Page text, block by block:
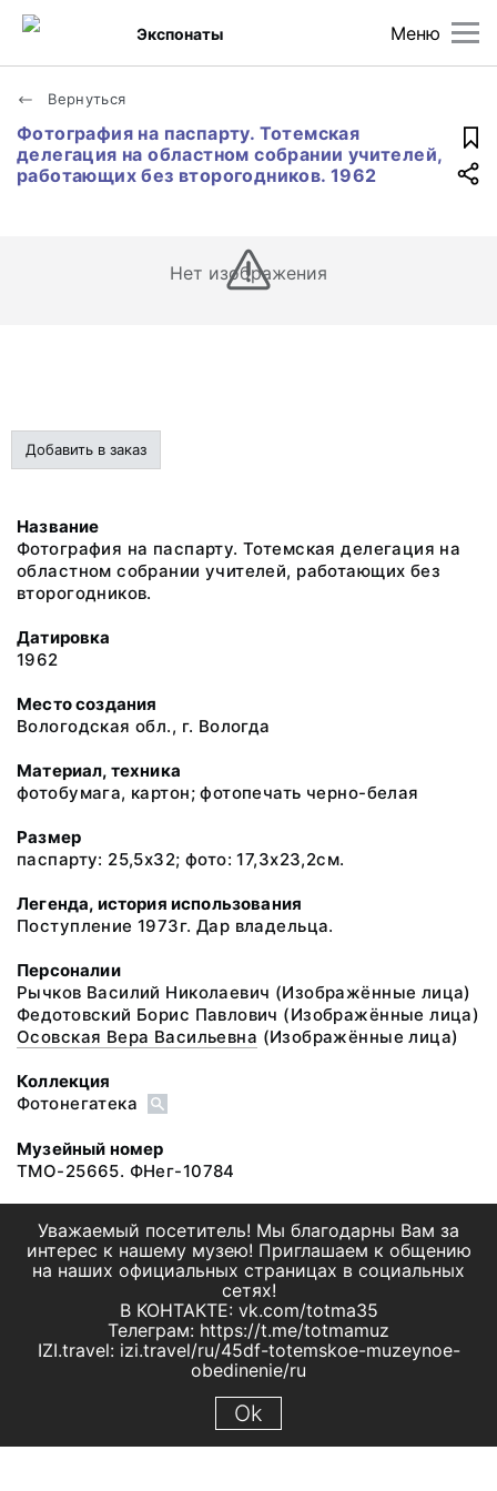
Меню
Экспонаты
Вернуться
Фотография на паспарту. Тотемская
делегация на областном собрании учителей,
работающих без второгодников. 1962
Нет изображения
Добавить в заказ
Название
Фотография на паспарту. Тотемская делегация на
областном собрании учителей, работающих без
второгодников.
Датировка
1962
Место создания
Вологодская обл., г. Вологда
Материал, техника
фотобумага, картон; фотопечать черно-белая
Размер
паспарту: 25,5х32; фото: 17,3х23,2см.
Легенда, история использования
Поступление 1973г. Дар владельца.
Персоналии
Рычков Василий Николаевич (Изображённые лица)
Федотовский Борис Павлович (Изображённые лица)
Осовская Вера Васильевна (Изображённые лица)
Коллекция
Фотонегатека
Музейный номер
ТМО-25665. ФНег-10784
Уважаемый посетитель! Мы благодарны Вам за
интерес к нашему музею! Приглашаем к общению
на наших официальных страницах в социальных
сетях!
В КОНТАКТЕ: vk.com/totma35
Телеграм: https://t.me/totmamuz
IZI.travel: izi.travel/ru/45df-totemskoe-muzeynoe-
obedinenie/ru
Ok